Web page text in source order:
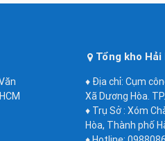
Tổng kho Hải
♦ Địa chỉ: Cụm
Xã Dương Hòa.
♦ Trụ Sở : Xóm
Hòa, Thành phố